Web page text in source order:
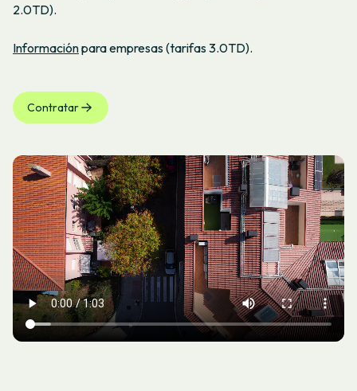
2.0TD).
Informaciónpara empresas (tarifas 3.0TD).
Contratar